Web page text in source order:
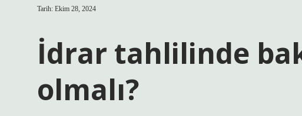
Tarih: Ekim 28, 2024
İdrar tahlilinde
olmalı?